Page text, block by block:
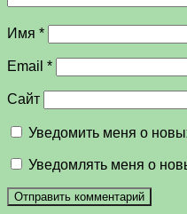
Имя *
Email *
Сайт
Уведомить меня о
Уведомлять меня о